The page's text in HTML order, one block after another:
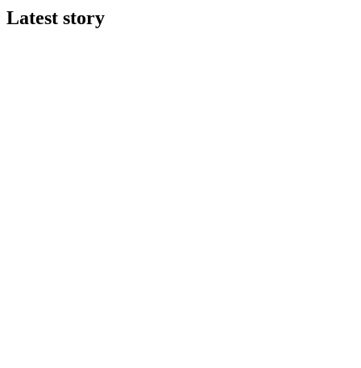
Latest story